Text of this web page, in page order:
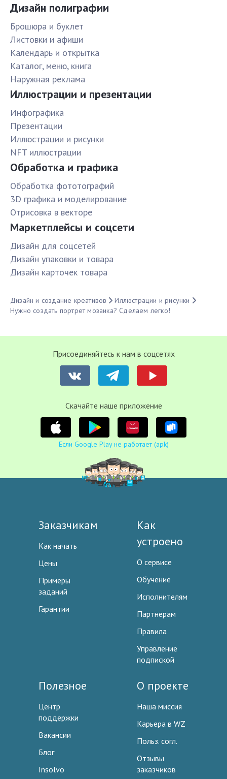
Дизайн полиграфии
Брошюра и буклет
Листовки и афиши
Календарь и открытка
Каталог, меню, книга
Наружная реклама
Иллюстрации и презентации
Инфографика
Презентации
Иллюстрации и рисунки
NFT иллюстрации
Обработка и графика
Обработка фототографий
3D графика и моделирование
Отрисовка в векторе
Маркетплейсы и соцсети
Дизайн для соцсетей
Дизайн упаковки и товара
Дизайн карточек товара
Дизайн и создание креативов
Иллюстрации и рисунки
Нужно создать портрет мозаика? Сделаем легко!
Присоединяйтесь к нам в соцсетях
Cкачайте наше приложение
Если Google Play не работает (apk)
Заказчикам
Как начать
Цены
Примеры
заданий
Гарантии
Как
устроено
О сервисе
Обучение
Исполнителям
Партнерам
Правила
Управление
подпиской
Полезное
Центр
поддержки
Вакансии
Блог
Insolvo
О проекте
Наша миссия
Карьера в WZ
Польз. согл.
Отзывы
заказчиков